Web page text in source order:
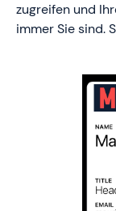
zugreifen und
immer Sie sind.